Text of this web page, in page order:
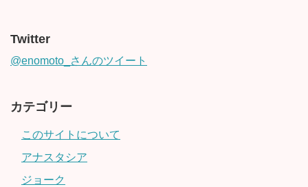
Twitter
@enomoto_さんのツイート
カテゴリー
このサイトについて
アナスタシア
ジョーク